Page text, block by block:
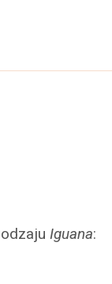
Iguana: